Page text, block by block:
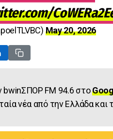
May 20, 2026
bwinΣΠΟΡ FM 94.6 στο
νέα από την Ελλάδα και